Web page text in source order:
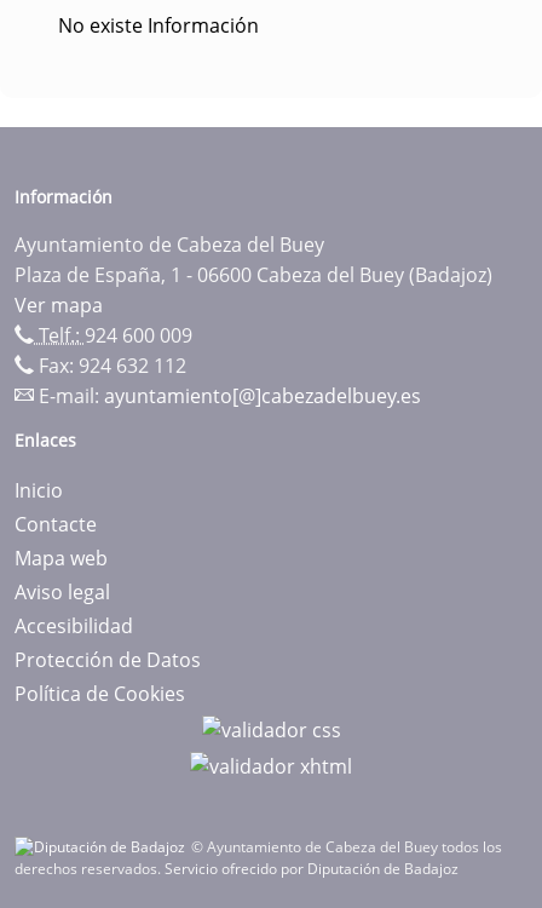
No existe Información
Información
Ayuntamiento de Cabeza del Buey
Plaza de España, 1 - 06600 Cabeza del Buey (Badajoz)
Ver mapa
Telf.: 924 600 009
Fax: 924 632 112
E-mail: ayuntamiento[@]cabezadelbuey.es
Enlaces
Inicio
Contacte
Mapa web
Aviso legal
Accesibilidad
Protección de Datos
Política de Cookies
© Ayuntamiento de Cabeza del Buey todos los
derechos reservados. Servicio ofrecido por Diputación de Badajoz